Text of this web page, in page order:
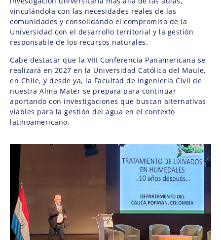
vinculándola con las necesidades reales de las
comunidades y consolidando el compromiso de la
Universidad con el desarrollo territorial y la gestión
responsable de los recursos naturales.
Cabe destacar que la VIII Conferencia Panamericana se
realizará en 2027 en la Universidad Católica del Maule,
en Chile, y desde ya, la Facultad de Ingeniería Civil de
nuestra Alma Mater se prepara para continuar
aportando con investigaciones que buscan alternativas
viables para la gestión del agua en el contexto
latinoamericano.